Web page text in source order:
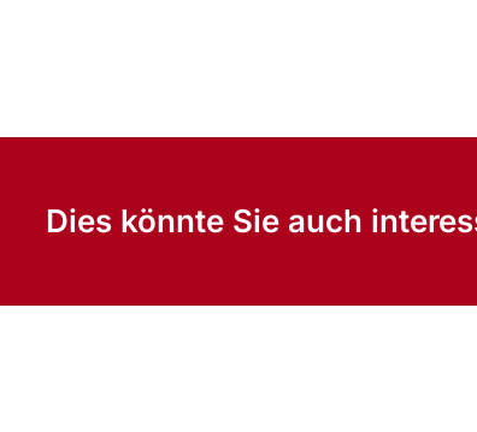
Dies könnte Sie auch